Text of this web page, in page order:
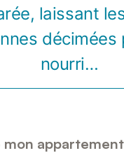
laissant
décimées
nourri…
mon